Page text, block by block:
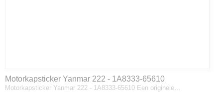
Motorkapsticker Yanmar 222 - 1A8333-65610
Motorkapsticker Yanmar 222 - 1A8333-65610 Een originele…